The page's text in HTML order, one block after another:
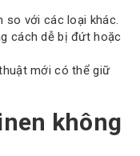
so với các loại khác.
cách dễ bị đứt hoặc
mới có thể giữ
không